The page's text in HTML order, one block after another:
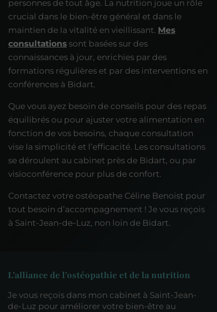
personnes de tout âge. La nutrition joue un rôle
crucial dans le bien-être général et dans le
maintien de la vitalité en vieillissant. Mes
consultations sont basées sur des
connaissances à jour, enrichies par des
formations régulières et par des interventions en
conférences à Bidart.
Que vous ayez besoin de conseils pour des repas
équilibrés ou pour ajuster votre alimentation en
fonction de vos besoins, chaque consultation
vise la simplicité et l’efficacité. Les consultations
se déroulent au cabinet près de Bidart, ou par
visioconférence pour plus de confort.
Contactez votre ostéopathe Céline Benoist pour
tout besoin d’accompagnement ! Je vous reçois
à Saint-Jean-de-Luz, non loin de Bidart.
L’alliance de l’ostéopathie et de la nutrition
Je vous reçois dans mon cabinet à Saint-Jean-
de-Luz pour améliorer votre bien-être au